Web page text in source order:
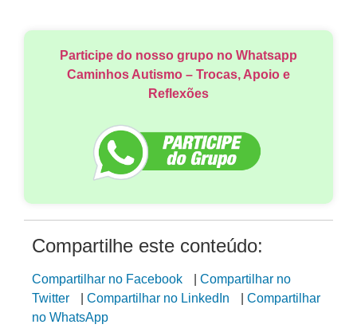
Participe do nosso grupo no Whatsapp
Caminhos Autismo – Trocas, Apoio e
Reflexões
Compartilhe este conteúdo:
Compartilhar no Facebook
Compartilhar no
Twitter
Compartilhar no LinkedIn
Compartilhar
no WhatsApp